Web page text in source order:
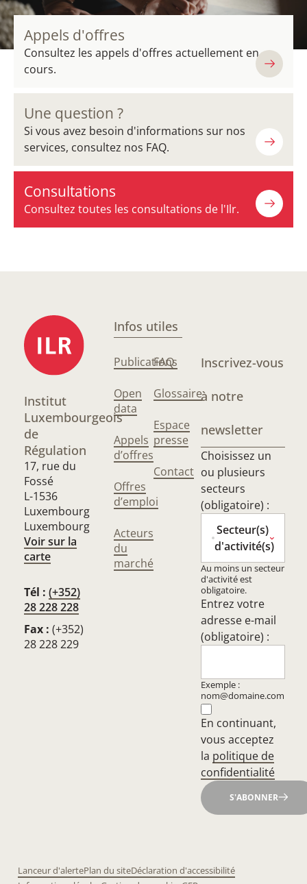
Appels d'offres
Consultez les appels d'offres actuellement en
cours.
Une question ?
Si vous avez besoin d'informations sur nos
services, consultez nos FAQ.
Consultations
Consultez toutes les consultations de l'Ilr.
Institut
Luxembourgeois
de
Régulation
17, rue du
Fossé
L-1536
Luxembourg
Luxembourg
Voir sur la
carte
Tél : (+352)
28 228 228
Fax : (+352)
28 228 229
Infos utiles
Publications
Open
data
Appels
d’offres
Offres
d’emploi
Acteurs
du
marché
FAQ
Glossaire
Espace
presse
Contact
Inscrivez-vous
à notre
newsletter
Choisissez un
ou plusieurs
secteurs
(obligatoire) :
Secteur(s)
d'activité(s)
Au moins un secteur
d'activité est
obligatoire.
Entrez votre
adresse e-mail
(obligatoire) :
Exemple :
nom@domaine.com
En continuant,
vous acceptez
la politique de
confidentialité
S'ABONNER
Lanceur d'alertePlan du siteDéclaration d'accessibilité